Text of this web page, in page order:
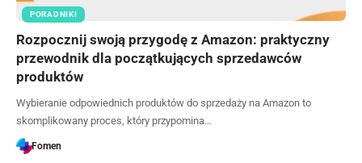
PORADNIKI
Rozpocznij swoją przygodę z Amazon: praktyczny
przewodnik dla początkujących sprzedawców
produktów
Wybieranie odpowiednich produktów do sprzedaży na Amazon to
skomplikowany proces, który przypomina…
Fomen